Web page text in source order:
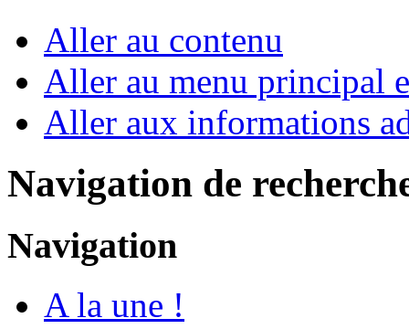
Aller au contenu
Aller au menu principal
Aller aux informations
Navigation de
Navigation
A la une !